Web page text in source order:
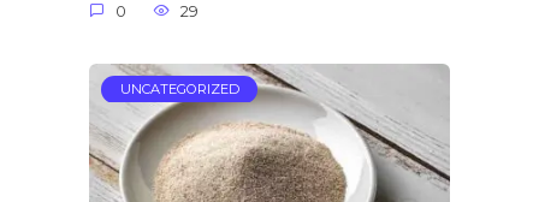
0 29
UNCATEGORIZED